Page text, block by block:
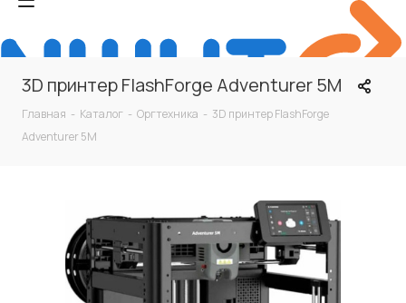
3D принтер FlashForge Adventurer 5M
Главная - Каталог - Оргтехника - 3D принтер FlashForge
Adventurer 5M